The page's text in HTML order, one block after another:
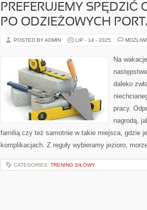
PREFERUJEMY
PO ODZIEŻOWYCH
POSTED BY ADMIN LIP - 14 - 2025
Na
daleko
pracy.
nagrodą,
familią czy też samotnie w takie miejsca, gdzie
komplikacjach. Z reguły wybieramy jezioro,
CATEGORIES: TRENING SIŁOWY